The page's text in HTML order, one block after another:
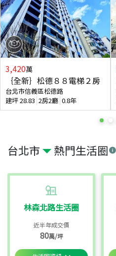
台北市 熱門生活圈
林森北路生活圈
近半年成交價
80萬/坪
3,420萬
｛全新｝松德８８電梯２房
台北市信義區松德路
建坪28.83 2房2廳 0.8年